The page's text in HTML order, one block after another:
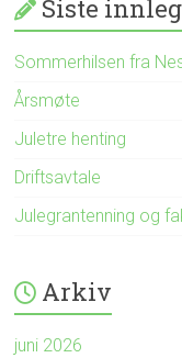
Siste
Sommerhilsen fra
Årsmøte
Juletre henting
Driftsavtale
Julegrantenning og
Arkiv
juni 2026